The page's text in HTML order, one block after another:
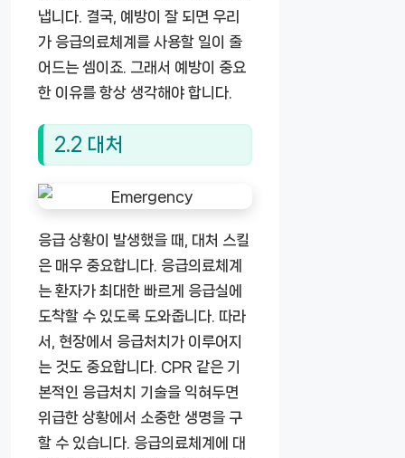
냅니다. 결국, 예방이 잘 되면 우리
가 응급의료체계를 사용할 일이 줄
어드는 셈이죠. 그래서 예방이 중요
한 이유를 항상 생각해야 합니다.
2.2 대처
응급 상황이 발생했을 때, 대처 스킬
은 매우 중요합니다. 응급의료체계
는 환자가 최대한 빠르게 응급실에
도착할 수 있도록 도와줍니다. 따라
서, 현장에서 응급처치가 이루어지
는 것도 중요합니다. CPR 같은 기
본적인 응급처치 기술을 익혀두면
위급한 상황에서 소중한 생명을 구
할 수 있습니다. 응급의료체계에 대